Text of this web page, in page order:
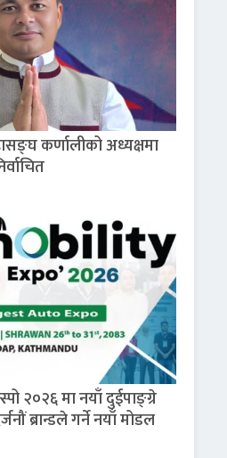
कर्णालीको अध्यक्षमा
२०२६ मा नयाँ दुईपाङ्ग्रे
ब्रान्डले गर्ने नयाँ मोडल